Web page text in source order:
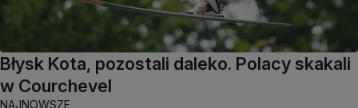
Błysk Kota, pozostali daleko. Polacy skakali
w Courchevel
NAJNOWSZE